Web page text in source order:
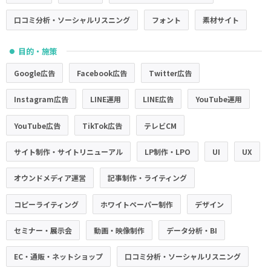
口コミ分析・ソーシャルリスニング フォント 素材サイト
● 目的・施策
Google広告 Facebook広告 Twitter広告
Instagram広告 LINE運用 LINE広告 YouTube運用
YouTube広告 TikTok広告 テレビCM
サイト制作・サイトリニューアル LP制作・LPO UI UX
オウンドメディア運営 記事制作・ライティング
コピーライティング ホワイトペーパー制作 デザイン
セミナー・展示会 動画・映像制作 データ分析・BI
EC・通販・ネットショップ 口コミ分析・ソーシャルリスニング